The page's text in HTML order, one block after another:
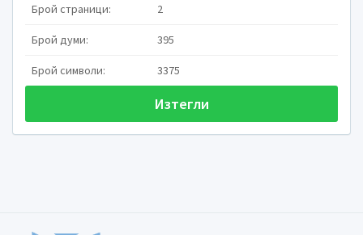
Американската криза на
изоставане в дадена държава засяга
Загубите на повечето от
опасенията за рецесия в САЩ,
S&P 500 - с над 4%, а NASDAQ - около
Брой страници: 2
Брой думи: 395
Брой символи: 3375
Изтегли